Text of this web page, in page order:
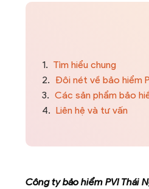
1. Tìm hiểu chung
2. Đôi nét về bảo hiểm
3. Các sản phẩm bảo
4. Liên hệ và tư vấn
Công ty bảo hiểm PVI Thái